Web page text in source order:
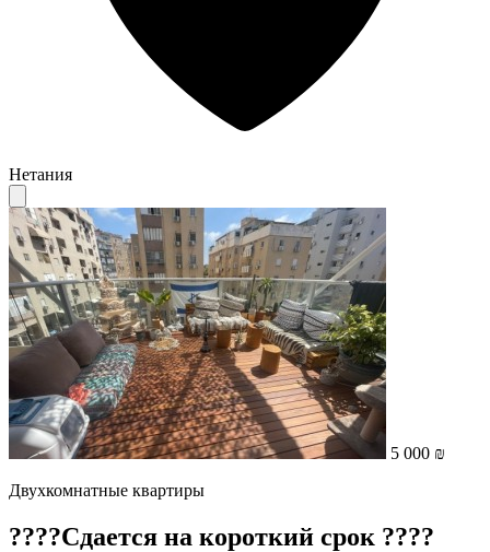
Нетания
5 000 ₪
Двухкомнатные квартиры
????Сдается на короткий срок ????